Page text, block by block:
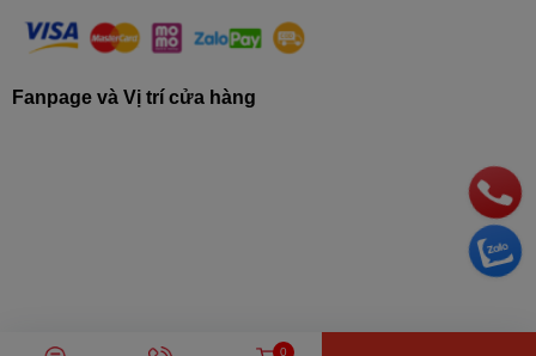
Fanpage và Vị trí cửa hàng
© Bản quyền thuộc về Siêu thị điện máy TRUNG THẢO
0